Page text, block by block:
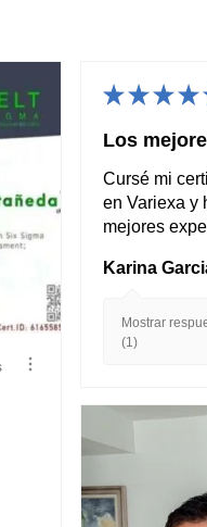
★ ★ ★ ★
Los
Cursé mi
en Variexa y
mejores
Karina
Mostrar
(1)